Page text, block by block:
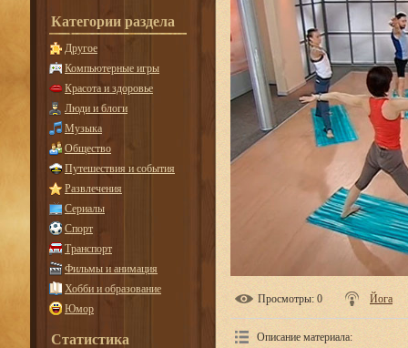
Категории раздела
Другое
Компьютерные игры
Красота и здоровье
Люди и блоги
Музыка
Общество
Путешествия и события
Развлечения
Сериалы
Спорт
Транспорт
Фильмы и анимация
Хобби и образование
Юмор
Статистика
Просмотры: 0 Йога
Описание материала: